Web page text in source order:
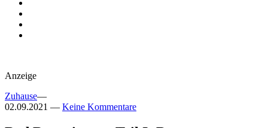
Anzeige
Zuhause—
02.09.2021 — Keine Kommentare